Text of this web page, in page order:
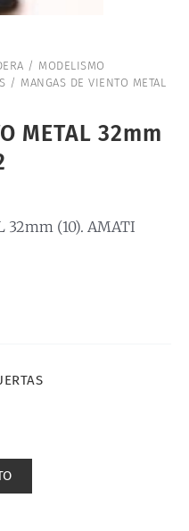
/ MODELISMO
/ MANGAS DE VIENTO METAL
METAL 32mm
32mm (10). AMATI